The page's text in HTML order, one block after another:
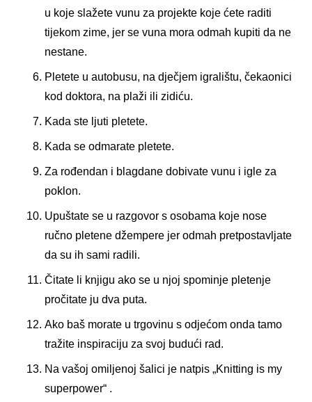
u koje slažete vunu za projekte koje ćete raditi
tijekom zime, jer se vuna mora odmah kupiti da ne
nestane.
Pletete u autobusu, na dječjem igralištu, čekaonici
kod doktora, na plaži ili zidiću.
Kada ste ljuti pletete.
Kada se odmarate pletete.
Za rođendan i blagdane dobivate vunu i igle za
poklon.
Upuštate se u razgovor s osobama koje nose
ručno pletene džempere jer odmah pretpostavljate
da su ih sami radili.
Čitate li knjigu ako se u njoj spominje pletenje
pročitate ju dva puta.
Ako baš morate u trgovinu s odjećom onda tamo
tražite inspiraciju za svoj budući rad.
Na vašoj omiljenoj šalici je natpis „Knitting is my
superpower“ .